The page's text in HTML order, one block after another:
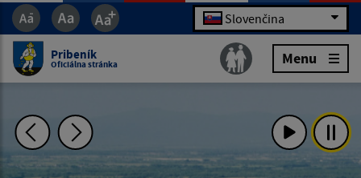
Slovenčina
Pribeník
Oficiálna stránka Menu